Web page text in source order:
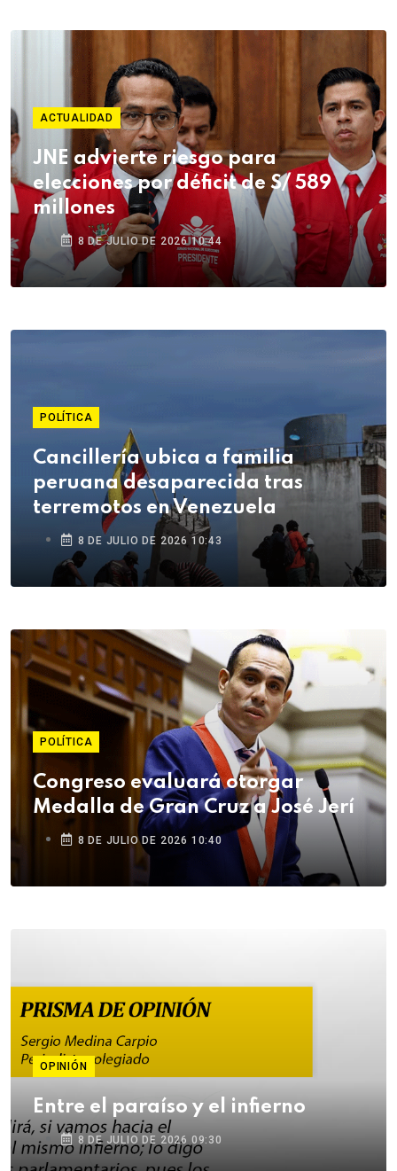
ACTUALIDAD
JNE advierte riesgo para
elecciones por déficit de S/ 589
millones
8 DE JULIO DE 2026 10:44
POLÍTICA
Cancillería ubica a familia
peruana desaparecida tras
terremotos en Venezuela
8 DE JULIO DE 2026 10:43
POLÍTICA
Congreso evaluará otorgar
Medalla de Gran Cruz a José Jerí
8 DE JULIO DE 2026 10:40
OPINIÓN
Entre el paraíso y el infierno
8 DE JULIO DE 2026 09:30